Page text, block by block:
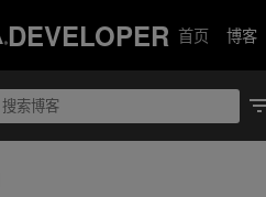
DEVELOPER 首页 博客